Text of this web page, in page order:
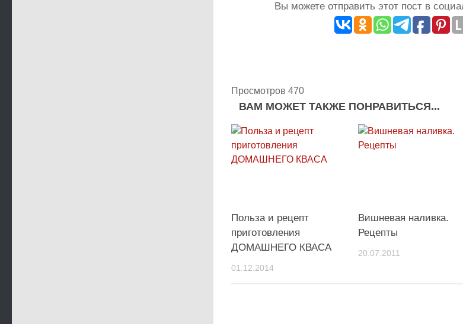
Вы можете отправить этот пост в
Просмотров 470
ВАМ МОЖЕТ ТАКЖЕ ПОНРАВИТЬСЯ...
Польза и рецепт
приготовления
ДОМАШНЕГО КВАСА
01.12.2014
Вишневая наливка.
Рецепты
20.07.2011